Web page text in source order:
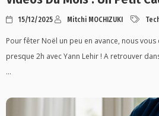
15/12/2025 Mitchi MOCHIZUKI
Pour fêter Noël un peu en avance, nous
presque 2h avec Yann Lehir ! A retrouver
...